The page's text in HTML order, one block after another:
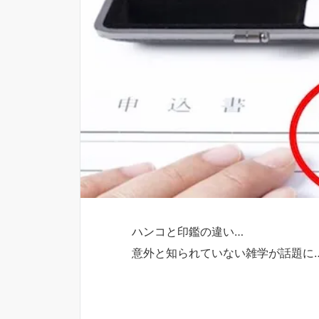
ハンコと印鑑の違い…
意外と知られていない雑学が話題